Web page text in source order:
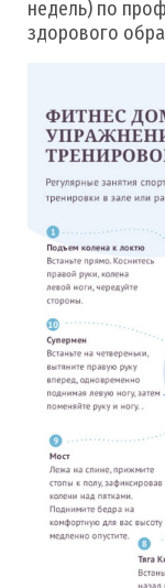
недель) по
здорового